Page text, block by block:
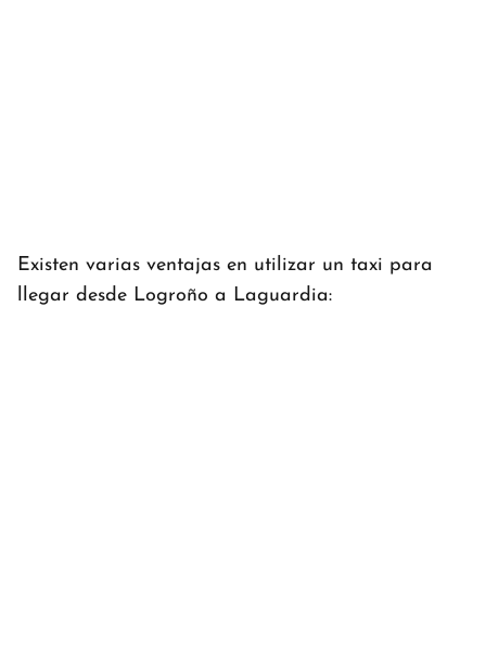
Existen varias ventajas en utilizar un taxi para
llegar desde Logroño a Laguardia: